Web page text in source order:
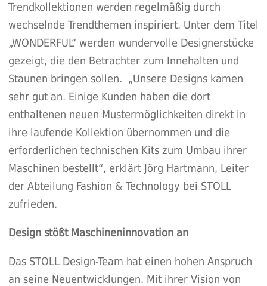
Trendkollektionen werden regelmäßig durch
wechselnde Trendthemen inspiriert. Unter dem Titel
„WONDERFUL“ werden wundervolle Designerstücke
gezeigt, die den Betrachter zum Innehalten und
Staunen bringen sollen. „Unsere Designs kamen
sehr gut an. Einige Kunden haben die dort
enthaltenen neuen Mustermöglichkeiten direkt in
ihre laufende Kollektion übernommen und die
erforderlichen technischen Kits zum Umbau ihrer
Maschinen bestellt“, erklärt Jörg Hartmann, Leiter
der Abteilung Fashion & Technology bei STOLL
zufrieden.
Design stößt Maschineninnovation an
Das STOLL Design-Team hat einen hohen Anspruch
an seine Neuentwicklungen. Mit ihrer Vision von